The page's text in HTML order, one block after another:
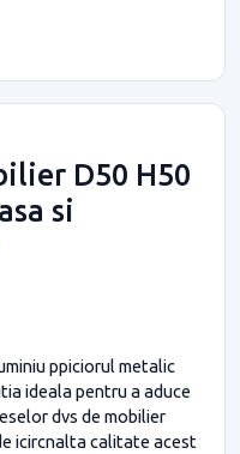
D50 H50
si
ppiciorul metalic
ideala pentru a aduce
dvs de mobilier
icircnalta calitate acest